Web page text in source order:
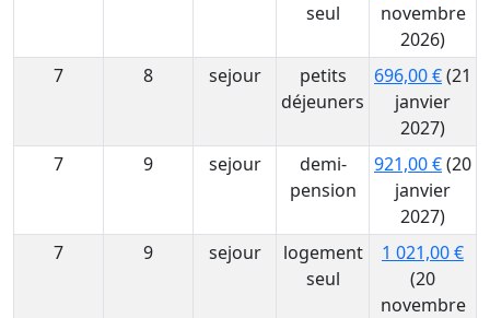
seul
novembre
2026)
7
8 sejour
petits
déjeuners
696,00 €(21
janvier
2027)
7
9 sejour
demi-
pension
921,00 €(20
janvier
2027)
7
9 sejour
logement
seul
1 021,00 €
(20
novembre